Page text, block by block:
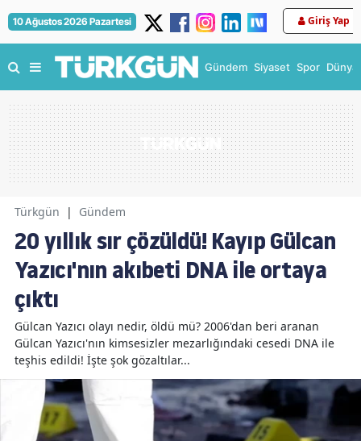
10 Ağustos 2026 Pazartesi Giriş Yap
Gündem Siyaset Spor Dünya
Türkgün | Gündem
20 yıllık sır çözüldü! Kayıp Gülcan
Yazıcı'nın akıbeti DNA ile ortaya
çıktı
Gülcan Yazıcı olayı nedir, öldü mü? 2006'dan beri aranan
Gülcan Yazıcı'nın kimsesizler mezarlığındaki cesedi DNA ile
teşhis edildi! İşte şok gözaltılar...